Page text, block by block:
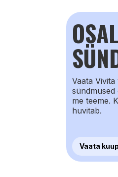
Vaata
sündmused
me teeme.
huvitab.
Vaata